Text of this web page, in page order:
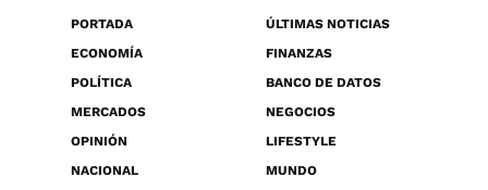
PORTADA
ÚLTIMAS NOTICIAS
ECONOMÍA
FINANZAS
POLÍTICA
BANCO DE DATOS
MERCADOS
NEGOCIOS
OPINIÓN
LIFESTYLE
NACIONAL
MUNDO